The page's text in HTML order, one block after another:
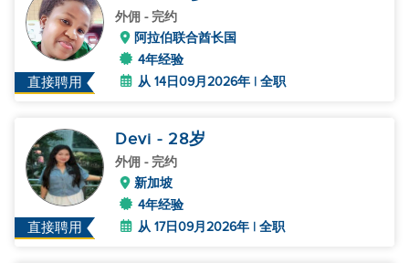
直接聘用
外佣 - 完约
阿拉伯联合酋长国
4年经验
从 14日09月2026年 | 全职
直接聘用
Devi - 28岁
外佣 - 完约
新加坡
4年经验
从 17日09月2026年 | 全职